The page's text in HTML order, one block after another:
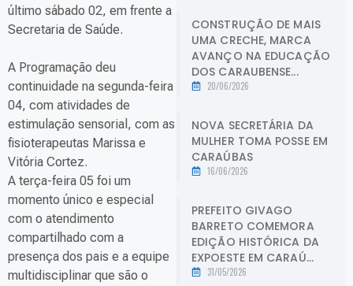
último sábado 02, em frente a
Secretaria de Saúde.
A Programação deu
continuidade na segunda-feira
04, com atividades de
estimulação sensorial, com as
fisioterapeutas Marissa e
Vitória Cortez.
A terça-feira 05 foi um
momento único e especial
com o atendimento
compartilhado com a
presença dos pais e a equipe
multidisciplinar que são o
CONSTRUÇÃO DE MAIS
UMA CRECHE, MARCA
AVANÇO NA EDUCAÇÃO
DOS CARAUBENSE...
20/06/2026
NOVA SECRETÁRIA DA
MULHER TOMA POSSE EM
CARAÚBAS
16/06/2026
PREFEITO GIVAGO
BARRETO COMEMORA
EDIÇÃO HISTÓRICA DA
EXPOESTE EM CARAÚ...
31/05/2026